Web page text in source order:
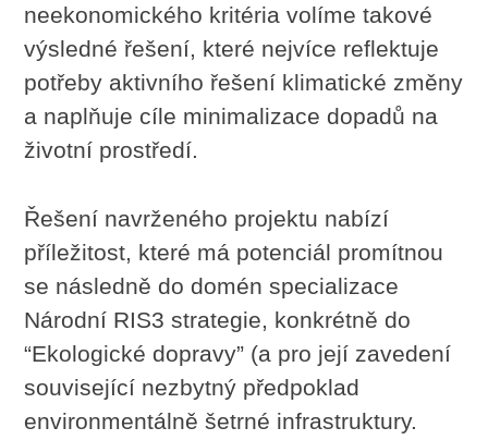
neekonomického kritéria volíme takové
výsledné řešení, které nejvíce reflektuje
potřeby aktivního řešení klimatické změny
a naplňuje cíle minimalizace dopadů na
životní prostředí.
Řešení navrženého projektu nabízí
příležitost, které má potenciál promítnou
se následně do domén specializace
Národní RIS3 strategie, konkrétně do
“Ekologické dopravy” (a pro její zavedení
související nezbytný předpoklad
environmentálně šetrné infrastruktury.